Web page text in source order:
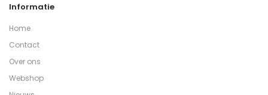
Informatie
Home
Contact
Over ons
Webshop